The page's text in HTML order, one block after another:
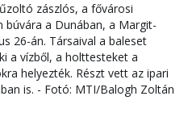
zászlós, a fővárosi
búvára a Dunában, a Margit-
26-án. Társaival a baleset
a vízből, a holttesteket a
helyezték. Részt vett az ipari
is. - Fotó: MTI/Balogh Zoltán